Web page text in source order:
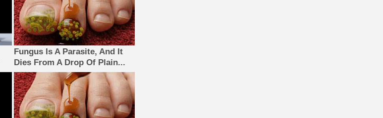
Fungus Is A Parasite, And It
Dies From A Drop Of Plain...